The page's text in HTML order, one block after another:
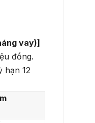
vay)]
đồng.
hạn 12